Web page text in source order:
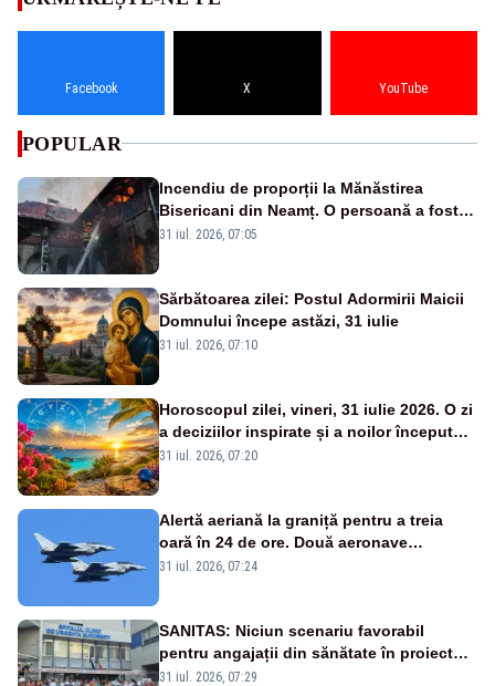
Facebook X YouTube
POPULAR
Incendiu de proporții la Mănăstirea
Bisericani din Neamț. O persoană a fost
găsită carbonizată - FOTO/ VIDEO
31 iul. 2026, 07:05
Sărbătoarea zilei: Postul Adormirii Maicii
Domnului începe astăzi, 31 iulie
31 iul. 2026, 07:10
Horoscopul zilei, vineri, 31 iulie 2026. O zi
a deciziilor inspirate și a noilor începuturi.
Vezi zodiile vizate
31 iul. 2026, 07:20
Alertă aeriană la graniță pentru a treia
oară în 24 de ore. Două aeronave
Eurofighter britanice au fost ridicate de la
31 iul. 2026, 07:24
SANITAS: Niciun scenariu favorabil
pentru angajații din sănătate în proiectul
Legii salarizării
31 iul. 2026, 07:29